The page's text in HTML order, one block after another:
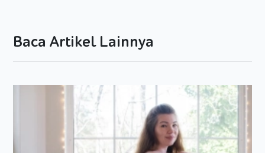
membuatnya mudah pecah. Infeksi menular seksual
seperti gonore, jika meningkatkan risiko KPD.
Ketegangan fisik yang membuat cedera atau tekanan
ketuban pecah dini.
Kehamilan kembar menyebabkan tekanan yang lebih
besar pada rahim, sehingga Moms dengan kondisi
kehamilan ini memiliki risiko ketuban pecah dini.
Kelainan pada rahim atau leher rahim yang membuat
Baca Artikel Lainnya